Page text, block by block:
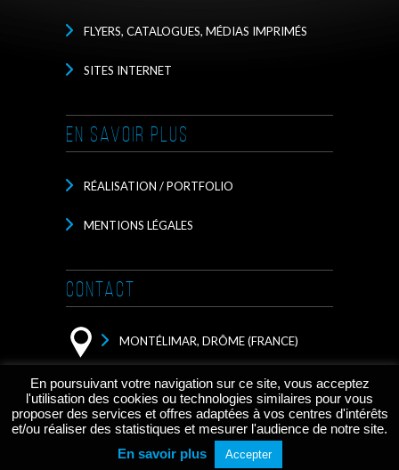
FLYERS, CATALOGUES, MÉDIAS IMPRIMÉS
SITES INTERNET
EN SAVOIR PLUS
RÉALISATION / PORTFOLIO
MENTIONS LÉGALES
CONTACT
MONTÉLIMAR, DRÔME (FRANCE)
CONTACTEZ MOI PAR EMAIL
Copyright © 2026 Cyrille Lecointe /
Graphic / Web / Designs. Tout droits
En poursuivant votre navigation sur ce site, vous acceptez
l'utilisation des cookies ou technologies similaires pour vous
proposer des services et offres adaptées à vos centres d'intérêts
et/ou réaliser des statistiques et mesurer l'audience de notre site.
En savoir plus
Accepter